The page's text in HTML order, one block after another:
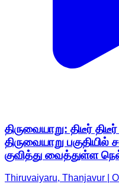
திருவையாறு: திடீர்
திருவையாறு
குவித்து வைத்துள்ள
Thiruvaiyaru, Thanjavur |